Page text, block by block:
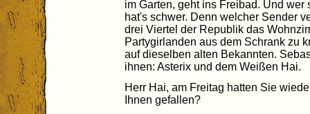
im Garten, geht ins Freibad. Und
hat's schwer. Denn welcher Sender
drei Viertel der Republik das
Partygirlanden aus dem Schrank zu
auf dieselben alten Bekannten.
ihnen: Asterix und dem Weißen Hai.
Herr Hai, am Freitag hatten Sie
Ihnen gefallen?